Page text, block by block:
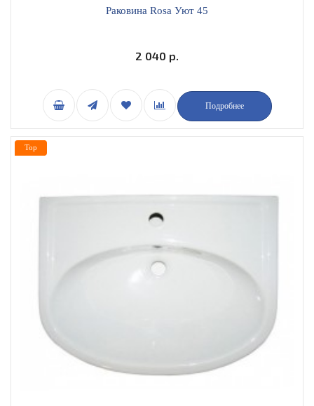
Раковина Rosa Уют 45
2 040 р.
Подробнее
Top